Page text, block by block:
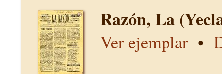
Razón, La
Ver ejemplar•